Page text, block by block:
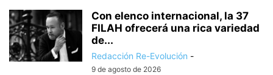
Con elenco internacional, la 37
FILAH ofrecerá una rica variedad
de...
Redacción Re-Evolución -
9 de agosto de 2026